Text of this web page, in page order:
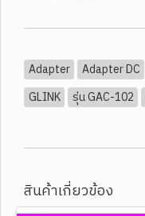
Adapter Adapter DC
GLINK
รุ่น GAC-102
สินค้าเกี่ยวข้อง